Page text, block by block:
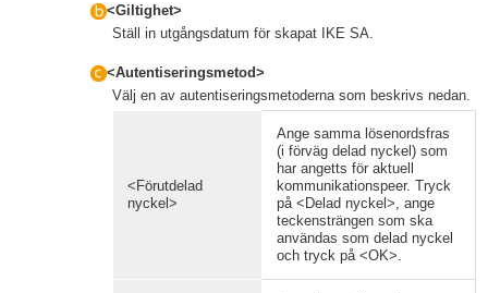
<Giltighet>
Ställ in utgångsdatum för skapat IKE SA.
<Autentiseringsmetod>
Välj en av autentiseringsmetoderna som beskrivs nedan.
<Förutdelad
nyckel>
Ange samma lösenordsfras
(i förväg delad nyckel) som
har angetts för aktuell
kommunikationspeer. Tryck
på <Delad nyckel>, ange
teckensträngen som ska
användas som delad nyckel
och tryck på <OK>.